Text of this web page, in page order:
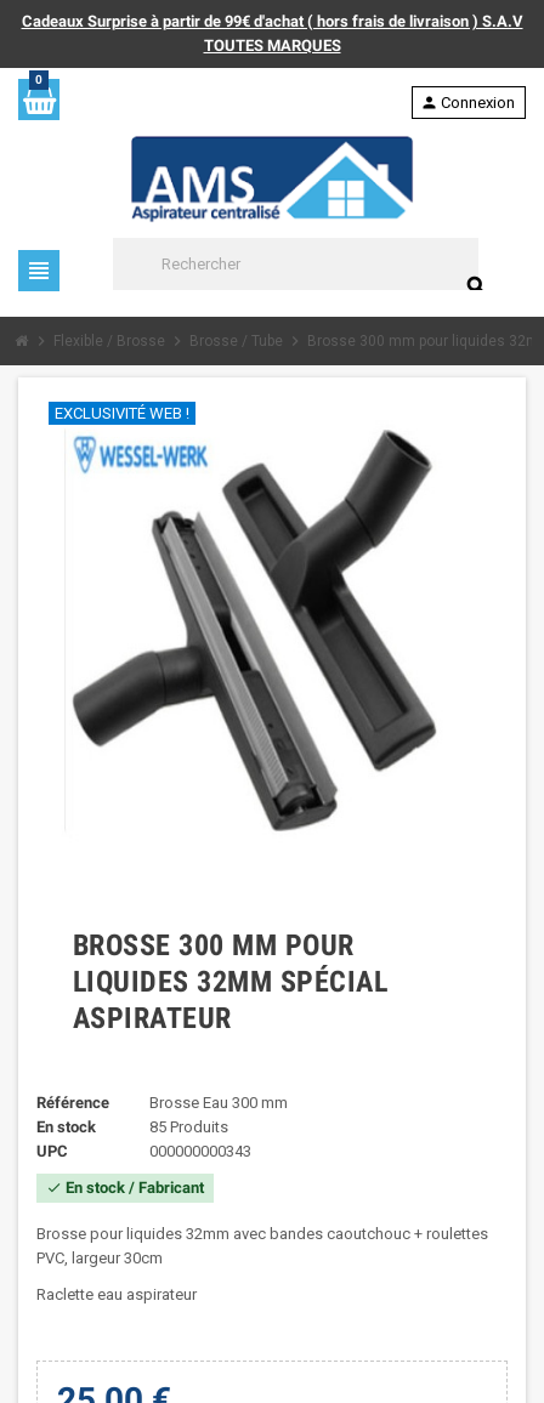
Cadeaux Surprise à partir de 99€ d'achat ( hors frais de livraison ) S.A.V
TOUTES MARQUES
0
view_headline
search
person Connexion
chevron_right Flexible / Brosse chevron_right Brosse / Tube chevron_right Brosse 300 mm pour liquides
EXCLUSIVITÉ WEB !
BROSSE 300 MM POUR
LIQUIDES 32MM SPÉCIAL
ASPIRATEUR
Référence
Brosse Eau 300 mm
En stock
85 Produits
UPC
000000000343
check En stock / Fabricant
Brosse pour liquides 32mm avec bandes caoutchouc + roulettes
PVC, largeur 30cm
Raclette eau aspirateur